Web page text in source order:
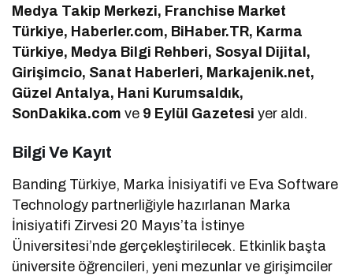
Medya Takip Merkezi, Franchise Market
Türkiye, Haberler.com, BiHaber.TR, Karma
Türkiye, Medya Bilgi Rehberi, Sosyal Dijital,
Girişimcio, Sanat Haberleri, Markajenik.net,
Güzel Antalya, Hani Kurumsaldık,
SonDakika.com ve 9 Eylül Gazetesi yer aldı.
Bilgi Ve Kayıt
Banding Türkiye, Marka İnisiyatifi ve Eva Software
Technology partnerliğiyle hazırlanan Marka
İnisiyatifi Zirvesi 20 Mayıs’ta İstinye
Üniversitesi’nde gerçekleştirilecek. Etkinlik başta
üniversite öğrencileri, yeni mezunlar ve girişimciler